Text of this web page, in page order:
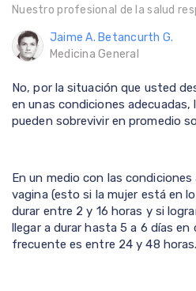
Nuestro profesional de la salud
Jaime A. Betancurth G.
Medicina General
No, por la situación que usted
en unas condiciones
pueden sobrevivir en promedio
En un medio con las
vagina (esto si la mujer está en
durar entre 2 y 16 horas y si
llegar a durar hasta 5 a 6 días
frecuente es entre 24 y 48 horas.